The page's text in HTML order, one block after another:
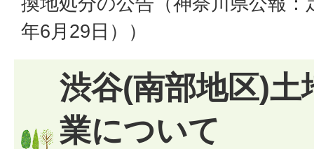
年6月29日））
渋谷(南部地区)土
業について